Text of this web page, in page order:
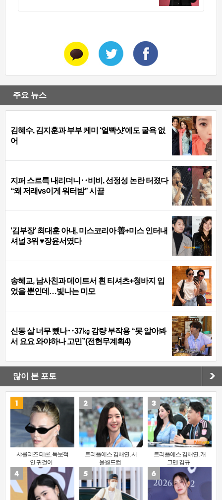
주요 뉴스
김혜수, 김지훈과 부부 케미 ‘얼빡샷’에도 굴욕 없
어
지퍼 스르륵 내리더니‥비비, 선정성 논란 터졌다
“왜 저래vs이게 워터밤” 시끌
‘김부장’ 최대훈 아내, 미스코리아 善+미스 인터내
셔널 3위 ♥장윤서였다
송혜교, 남사친과 데이트서 흰 티셔츠+청바지 입
었을 뿐인데…빛나는 미모
신동 살 너무 뺐나‥37㎏ 감량 부작용 “못 알아봐
서 요요 와야하나 고민”(전현무계획4)
많이 본 포토
샤를리즈 테론, 독보적
인 귀걸이..
트리플에스 김채연, 서
울월드컵..
트리플에스 김채연, 개
그맨 김규..